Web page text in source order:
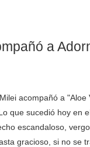
a
Milei acompañó a "Aloe
que sucedió hoy en
escandaloso,
gracioso, si no se